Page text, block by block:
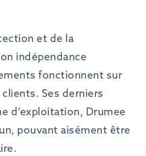
et de la
indépendance
fonctionnent sur
Ses derniers
d’exploitation, Drumee
pouvant aisément être